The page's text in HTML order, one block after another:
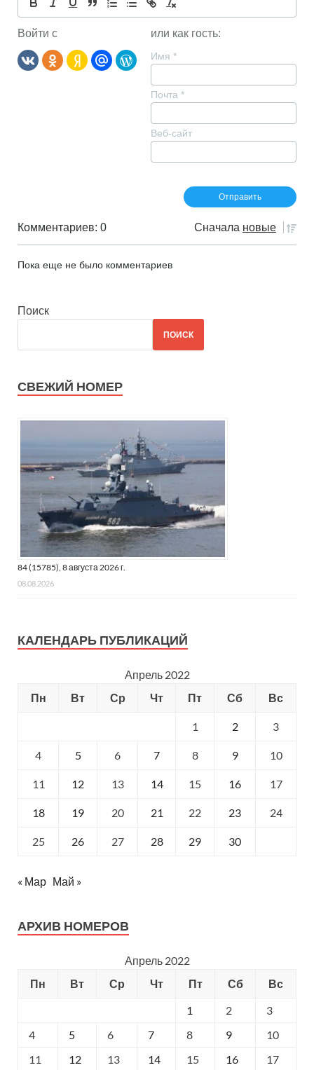
Войти с или как гость:
Имя *
Почта *
Веб-сайт
Комментариев: 0 Сначала новые
Пока еще не было комментариев
Поиск
ПОИСК
СВЕЖИЙ НОМЕР
84 (15785), 8 августа 2026 г.
08.08.2026
КАЛЕНДАРЬ ПУБЛИКАЦИЙ
Апрель 2022
Пн
Вт Ср Чт Пт Сб Вс
1 2 3
4 5 6 7 8 9 10
11 12 13 14 15 16 17
18 19 20 21 22 23 24
25 26 27 28 29 30
« Мар Май »
АРХИВ НОМЕРОВ
Апрель 2022
Пн
Вт Ср Чт Пт Сб
Вс
1
2
3
4
5 6 7 8 9
10
11
12 13 14 15 16 17